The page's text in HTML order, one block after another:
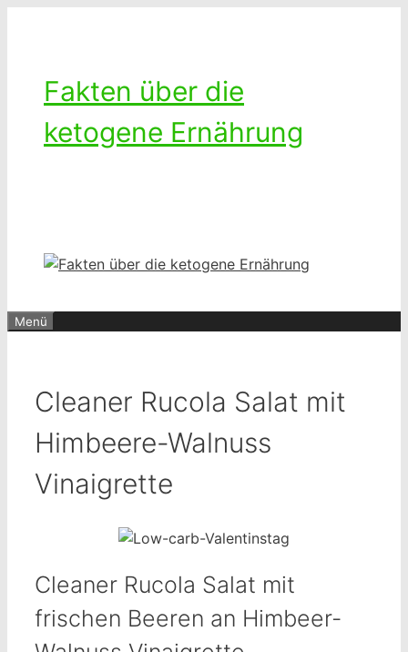
Fakten über die
ketogene Ernährung
Menü
Cleaner Rucola Salat mit
Himbeere-Walnuss
Vinaigrette
Cleaner Rucola Salat mit
frischen Beeren an Himbeer-